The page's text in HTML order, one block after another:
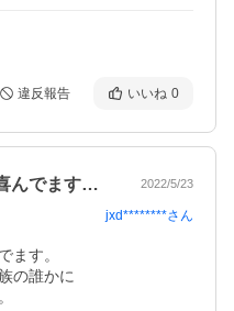
違反報告 いいね 0
早く届き、こどもがとても喜んでます。履… 2022/5/23
jxd********さん
ます。
の誰かに